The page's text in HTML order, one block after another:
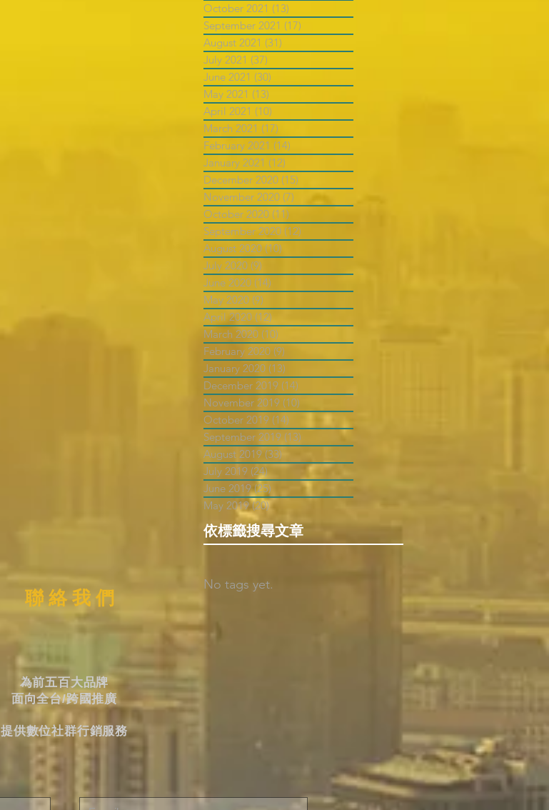
October 2021 (13)
September 2021 (17)
August 2021 (31)
July 2021 (37)
June 2021 (30)
May 2021 (13)
April 2021 (10)
March 2021 (17)
February 2021 (14)
January 2021 (12)
December 2020 (15)
November 2020 (7)
October 2020 (11)
September 2020 (12)
August 2020 (10)
July 2020 (9)
June 2020 (14)
May 2020 (9)
April 2020 (12)
March 2020 (10)
February 2020 (9)
January 2020 (13)
December 2019 (14)
November 2019 (10)
October 2019 (14)
September 2019 (13)
August 2019 (33)
July 2019 (24)
June 2019 (25) 25 posts
May 2019 (20) 20 posts
依標籤搜尋文章
No tags yet.
聯 絡 我 們
為前五百大品牌
面向全台/跨國推廣
提供數位社群行銷服務